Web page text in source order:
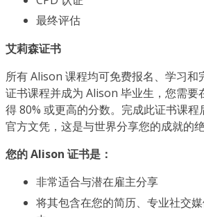
最终评估
艾莉森证书
所有 Alison 课程均可免费报名、学习和
证书课程并成为 Alison 毕业生，您需要
得 80% 或更高的分数。完成此证书课
官方文凭，这是与世界分享您的成就的绝
您的 Alison 证书是：
非常适合与潜在雇主分享
将其包含在您的简历、专业社交